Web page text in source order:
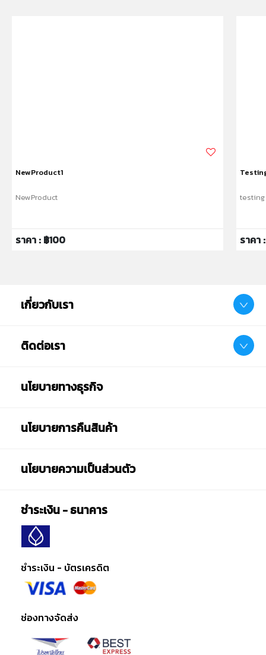
NewProduct1
NewProduct
ราคา : ฿100
testing
ราคา
เกี่ยวกับเรา
ติดต่อเรา
นโยบายทางธุรกิจ
นโยบายการคืนสินค้า
นโยบายความเป็นส่วนตัว
ชำระเงิน - ธนาคาร
ชำระเงิน - บัตรเครดิต
ช่องทางจัดส่ง